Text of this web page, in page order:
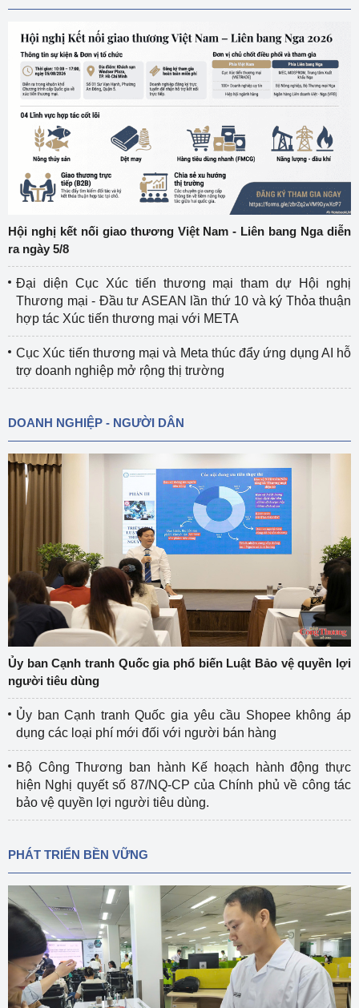
Hội nghị kết nối giao thương Việt Nam - Liên bang Nga diễn
ra ngày 5/8
Đại diện Cục Xúc tiến thương mại tham dự Hội nghị
Thương mại - Đầu tư ASEAN lần thứ 10 và ký Thỏa thuận
hợp tác Xúc tiến thương mại với META
Cục Xúc tiến thương mại và Meta thúc đẩy ứng dụng AI hỗ
trợ doanh nghiệp mở rộng thị trường
DOANH NGHIỆP - NGƯỜI DÂN
Ủy ban Cạnh tranh Quốc gia phổ biến Luật Bảo vệ quyền lợi
người tiêu dùng
Ủy ban Cạnh tranh Quốc gia yêu cầu Shopee không áp
dụng các loại phí mới đối với người bán hàng
Bộ Công Thương ban hành Kế hoạch hành động thực
hiện Nghị quyết số 87/NQ-CP của Chính phủ về công tác
bảo vệ quyền lợi người tiêu dùng.
PHÁT TRIỂN BỀN VỮNG